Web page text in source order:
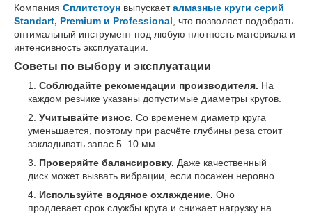
Компания Сплитстоун выпускаеталмазные круги серий
Standart, Premium и Professional , что позволяет подобрать
оптимальный инструмент под любую плотность материала и
интенсивность эксплуатации.
Советы по выбору и эксплуатации
Соблюдайте рекомендации производителя. На
каждом резчике указаны допустимые диаметры кругов.
Учитывайте износ. Со временем диаметр круга
уменьшается, поэтому при расчёте глубины реза стоит
закладывать запас 5–10 мм.
Проверяйте балансировку. Даже качественный
диск может вызвать вибрации, если посажен неровно.
Используйте водяное охлаждение. Оно
продлевает срок службы круга и снижает нагрузку на